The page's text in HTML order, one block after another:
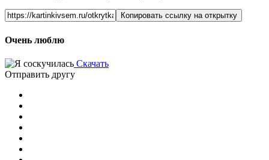
Копировать ссылку на открытку
Очень люблю
Скачать
Отправить другу